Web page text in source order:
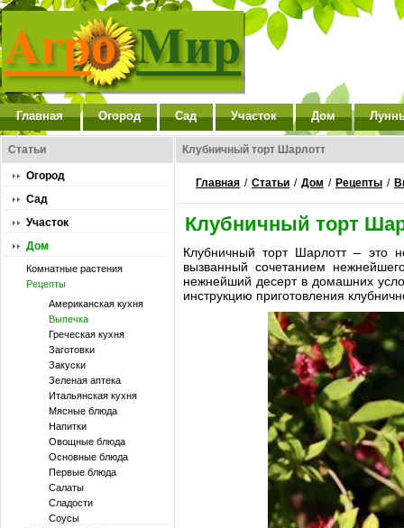
Главная Огород Сад Участок Дом
Статьи
Огород
Сад
Участок
Дом
Комнатные растения
Рецепты
Американская кухня
Выпечка
Греческая кухня
Заготовки
Закуски
Зеленая аптека
Итальянская кухня
Мясные блюда
Напитки
Овощные блюда
Основные блюда
Первые блюда
Салаты
Сладости
Соусы
Клубничный торт Шарлотт
Главная / Статьи / Дом / Рецепты /
Клубничный торт
Клубничный торт Шарлотт – это
вызванный сочетанием
нежнейший десерт в домашних
инструкцию приготовления